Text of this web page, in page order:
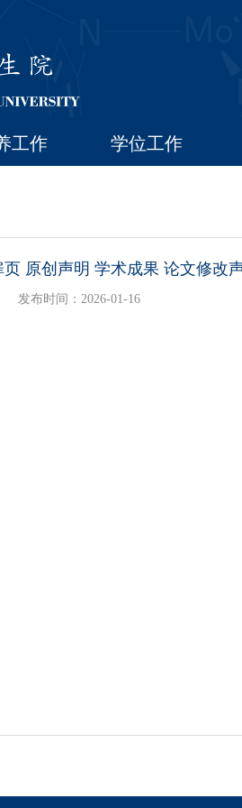
工作 学位工作
原创声明 学术成果 论文修改
发布时间：2026-01-16